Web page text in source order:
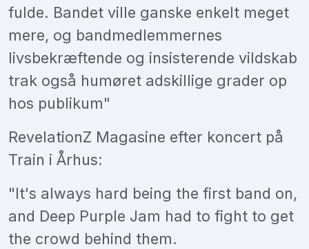
fulde. Bandet ville ganske enkelt meget
mere, og bandmedlemmernes
livsbekræftende og insisterende vildskab
trak også humøret adskillige grader op
hos publikum"
RevelationZ Magasine efter koncert på
Train i Århus:
"It's always hard being the first band on,
and Deep Purple Jam had to fight to get
the crowd behind them.